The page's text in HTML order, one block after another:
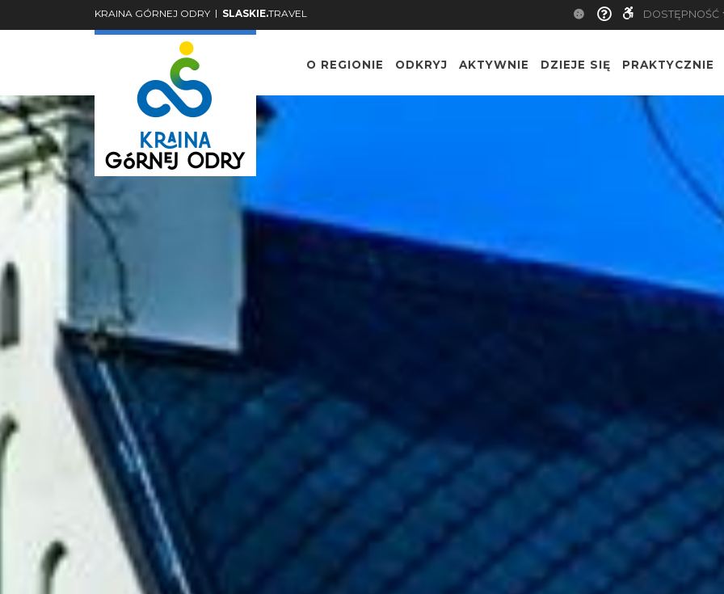
KRAINA GÓRNEJ ODRY | SLASKIE.TRAVEL DOSTĘPNOŚĆ
O REGIONIE ODKRYJ AKTYWNIE DZIEJE SIĘ PRAKTYCZNIE